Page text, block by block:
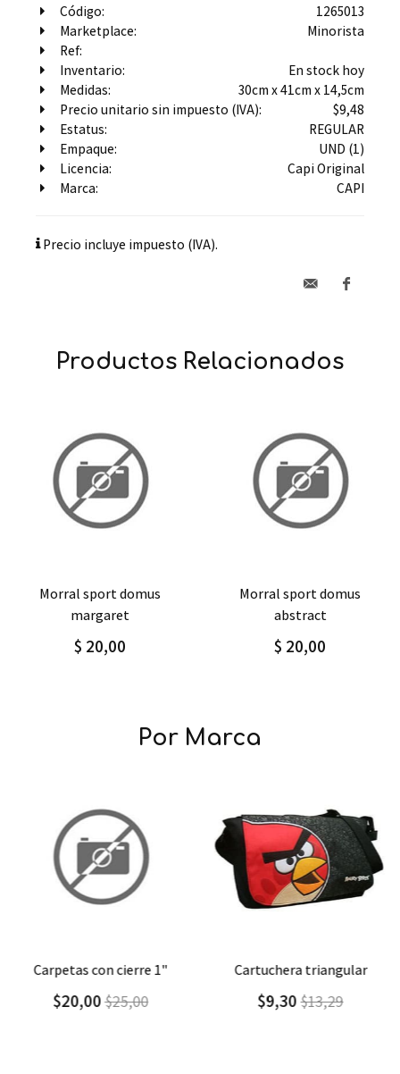
Código:
1265013
Marketplace:
Minorista
Ref:
Inventario:
En stock hoy
Medidas:
30cm x 41cm x 14,5cm
Precio unitario sin impuesto (IVA):
$9,48
Estatus:
REGULAR
Empaque:
UND (1)
Licencia:
Capi Original
Marca:
CAPI
Precio incluye impuesto (IVA).
Productos Relacionados
Agregar Detalle
morral sport domus
margaret
$ 20,00
Agregar Detalle
morral sport domus
abstract
$ 20,00
Por Marca
Agregar Detalle
carpetas con cierre 1"
$20,00$25,00
Agregar Detalle
cartuchera triangular
$9,30$13,29